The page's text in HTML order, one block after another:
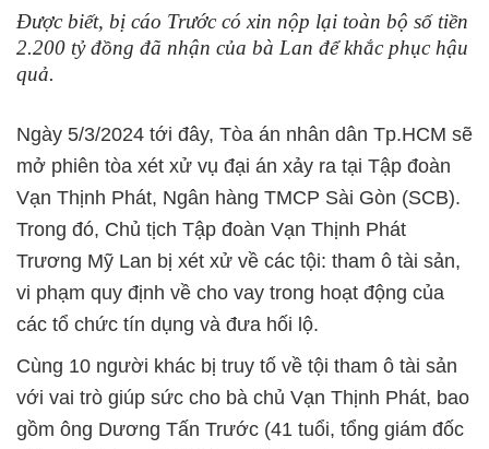
Được biết, bị cáo Trước có xin nộp lại toàn bộ số tiền
2.200 tỷ đồng đã nhận của bà Lan để khắc phục hậu
quả.
Ngày 5/3/2024 tới đây, Tòa án nhân dân Tp.HCM sẽ
mở phiên tòa xét xử vụ đại án xảy ra tại Tập đoàn
Vạn Thịnh Phát, Ngân hàng TMCP Sài Gòn (SCB).
Trong đó, Chủ tịch Tập đoàn Vạn Thịnh Phát
Trương Mỹ Lan bị xét xử về các tội: tham ô tài sản,
vi phạm quy định về cho vay trong hoạt động của
các tổ chức tín dụng và đưa hối lộ.
Cùng 10 người khác bị truy tố về tội tham ô tài sản
với vai trò giúp sức cho bà chủ Vạn Thịnh Phát, bao
gồm ông Dương Tấn Trước (41 tuổi, tổng giám đốc